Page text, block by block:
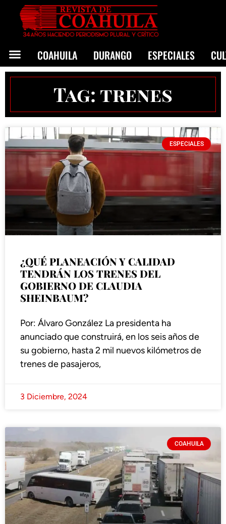
COAHUILA DURANGO ESPECIALES
Tag: trenes
ESPECIALES
¿QUÉ PLANEACIÓN Y CALIDAD
TENDRÁN LOS TRENES DEL
GOBIERNO DE CLAUDIA
SHEINBAUM?
Por: Álvaro González La presidenta ha
anunciado que construirá, en los seis años de
su gobierno, hasta 2 mil nuevos kilómetros de
trenes de pasajeros,
3 Diciembre, 2024
COAHUILA